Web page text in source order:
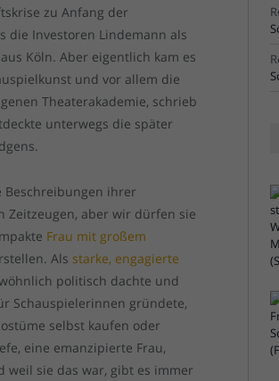
zu Anfang der
die Investoren Lindemann als
Köln. Aber eigentlich kam es
und vor allem die
Theaterakademie, schrieb
unterwegs die später
Beschreibungen ihrer
Zeitzeugen, aber wir dürfen sie
Frau mit großem
Als starke, engagierte
politisch dachte und
Schauspielerinnen gründete,
selbst kaufen oder
eine emanzipierte Frau,
weil sie das war, gibt es immer